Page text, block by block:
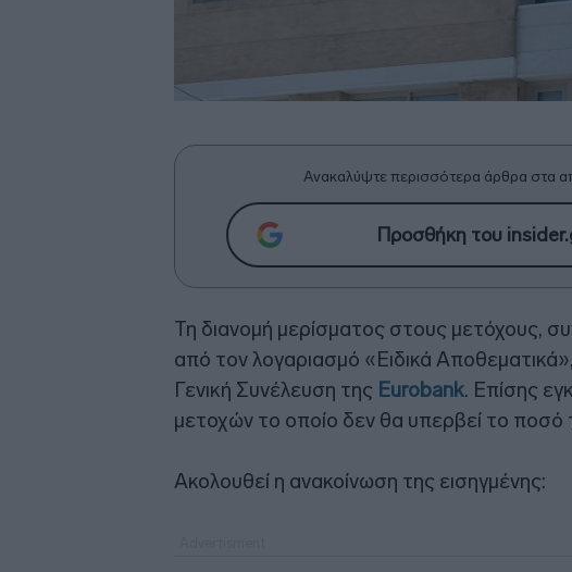
Ανακαλύψτε περισσότερα άρθρα στα
Προσθήκη του
Τη διανομή μερίσματος στους μετόχους,
από τον λογαριασμό «Ειδικά
Γενική Συνέλευση της Eurobank. Επίσης
μετοχών το οποίο δεν θα υπερβεί το ποσό
Ακολουθεί η ανακοίνωση της εισηγμένης: